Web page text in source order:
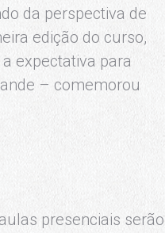
da perspectiva de
edição do curso,
expectativa para
– comemorou
presenciais serão